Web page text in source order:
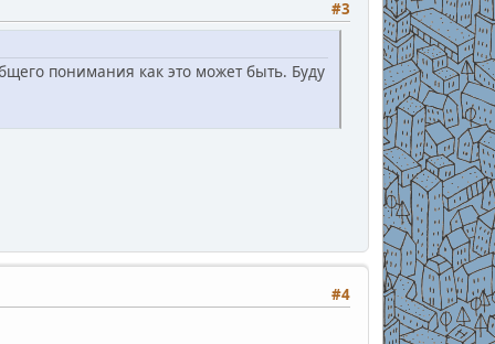
#3
понимания как это может быть. Буду
#4